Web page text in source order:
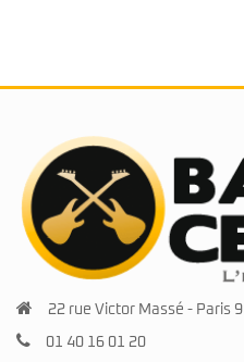
22 rue Victor Massé - Paris 9
01 40 16 01 20